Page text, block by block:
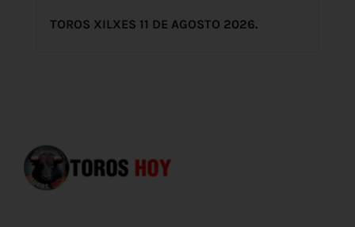
TOROS XILXES 11 DE AGOSTO 2026.